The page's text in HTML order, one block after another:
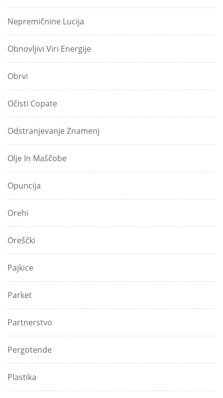
Nepremičnine Lucija
Obnovljivi Viri Energije
Obrvi
Očisti Copate
Odstranjevanje Znamenj
Olje In Maščobe
Opuncija
Orehi
Oreščki
Pajkice
Parket
Partnerstvo
Pergotende
Plastika